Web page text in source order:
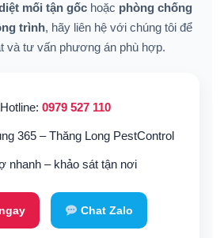
mối tận gốc hoặc phòng chống
trình, hãy liên hệ với chúng tôi để
và tư vấn phương án phù hợp.
Hotline: 0979 527 110
365 – Thăng Long PestControl
nhanh – khảo sát tận nơi
Chat Zalo